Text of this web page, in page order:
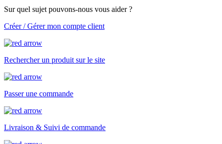
Sur quel sujet pouvons-nous vous aider ?
Créer / Gérer mon compte client
Rechercher un produit sur le site
Passer une commande
Livraison & Suivi de commande